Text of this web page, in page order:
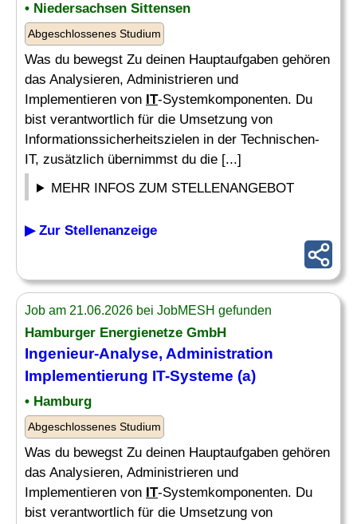
• Niedersachsen Sittensen
Abgeschlossenes Studium
Was du bewegst Zu deinen Hauptaufgaben gehören
das Analysieren, Administrieren und
Implementieren von IT-Systemkomponenten. Du
bist verantwortlich für die Umsetzung von
Informationssicherheitszielen in der Technischen-
IT, zusätzlich übernimmst du die [...]
MEHR INFOS ZUM STELLENANGEBOT
▶ Zur Stellenanzeige
Job am 21.06.2026 bei JobMESH gefunden
Hamburger Energienetze GmbH
Ingenieur-Analyse, Administration
Implementierung IT-Systeme (a)
• Hamburg
Abgeschlossenes Studium
Was du bewegst Zu deinen Hauptaufgaben gehören
das Analysieren, Administrieren und
Implementieren von IT-Systemkomponenten. Du
bist verantwortlich für die Umsetzung von